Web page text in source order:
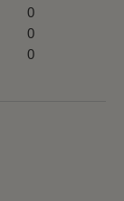
0
0
0